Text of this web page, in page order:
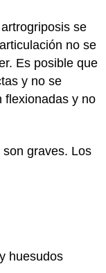
se
no se
Es posible que
y no se
flexionadas y no
graves. Los
huesudos